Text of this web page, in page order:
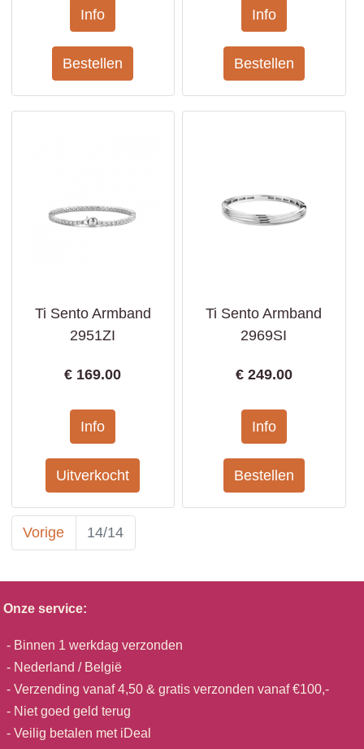
Ti Sento Armband
2951ZI
€ 169.00
Ti Sento Armband
2969SI
€ 249.00
Vorige 14/14
Onze service:
- Binnen 1 werkdag verzonden
- Nederland / België
- Verzending vanaf 4,50 & gratis verzonden vanaf €100,-
- Niet goed geld terug
- Veilig betalen met iDeal